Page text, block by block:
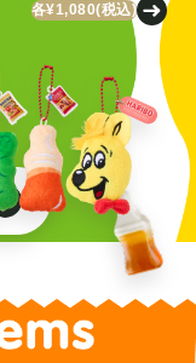
各¥1,080(税込)